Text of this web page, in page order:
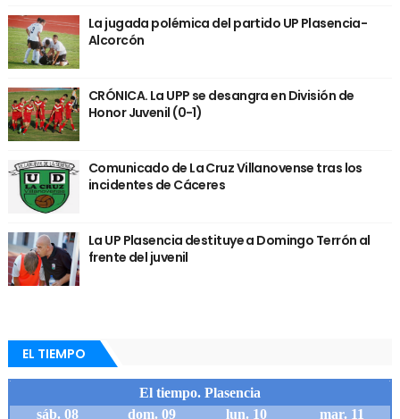
La jugada polémica del partido UP Plasencia-
Alcorcón
CRÓNICA. La UPP se desangra en División de
Honor Juvenil (0-1)
Comunicado de La Cruz Villanovense tras los
incidentes de Cáceres
La UP Plasencia destituye a Domingo Terrón al
frente del juvenil
EL TIEMPO